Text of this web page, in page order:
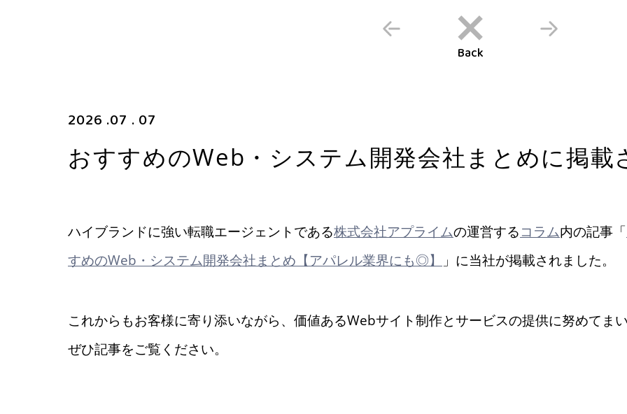
Back
2026 .07 . 07
おすすめのWeb・システム開発会社まとめに掲載
ハイブランドに強い転職エージェントである株式会社アプライムの運営するコラム内の記事「
すめのWeb・システム開発会社まとめ【アパレル業界にも◎】
」に当社が掲載されました。
これからもお客様に寄り添いながら、価値あるWebサイト制作とサービスの提供に努めてまい
ぜひ記事をご覧ください。